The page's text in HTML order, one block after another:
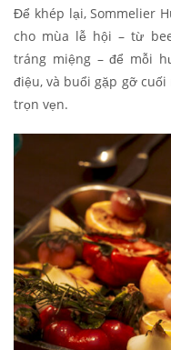
Để khép lại, Sommelier
cho mùa lễ hội – từ
tráng miệng – để mỗi
điệu, và buổi gặp gỡ
trọn vẹn.